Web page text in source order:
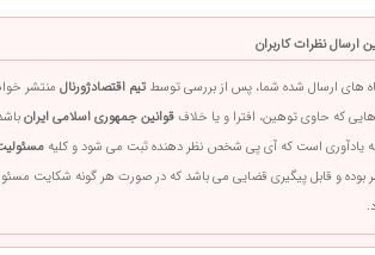
ارسال نظرات کاربران
های ارسال شده شما، پس از بررسی توسط تیم اقتصادژورنال منتشر
که حاوی توهین، افترا و یا خلاف قوانین جمهوری اسلامی ایران
به یادآوری است که آی پی شخص نظر دهنده ثبت می شود و کلیه
و قابل پیگیری قضایی می باشد که در صورت هر گونه شکایت